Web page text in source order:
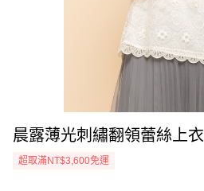
晨露薄光刺繡翻領蕾絲上衣
超取滿NT$3,600免運